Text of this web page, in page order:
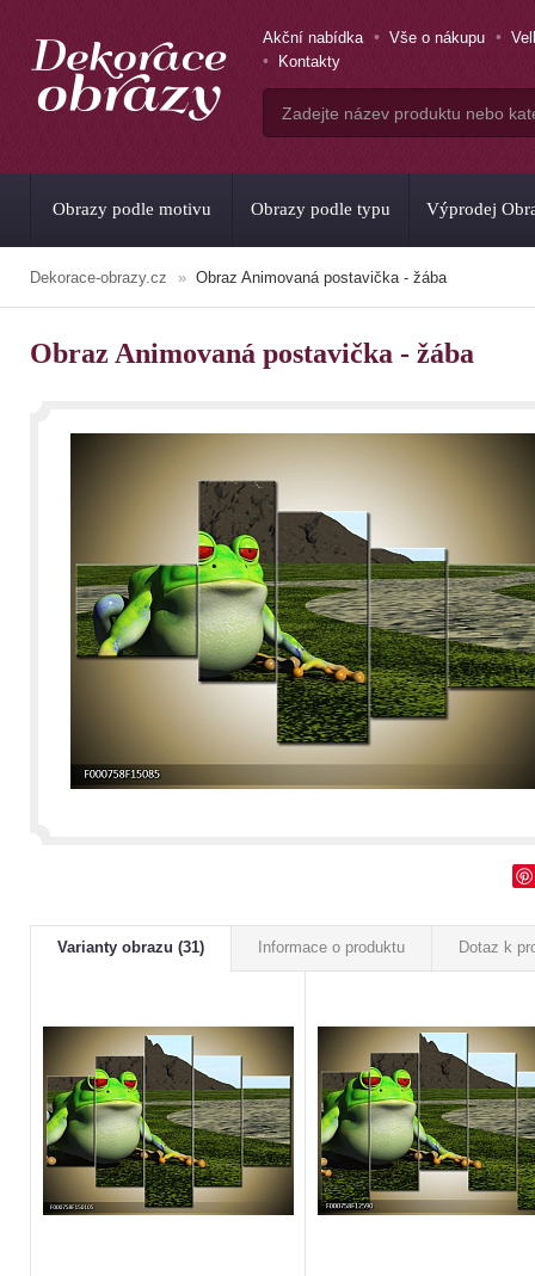
Akční nabídka Vše o nákupu
Kontakty
Obrazy podle motivu Obrazy podle typu Výprodej
Dekorace-obrazy.cz Obraz Animovaná postavička - žába
Obraz Animovaná postavička - žába
Varianty obrazu (31) Informace o produktu Dotaz k